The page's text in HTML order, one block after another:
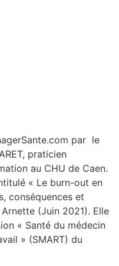
par le
praticien
au CHU de Caen.
« Le burn-out en
conséquences et
(Juin 2021). Elle
« Santé du médecin
» (SMART) du